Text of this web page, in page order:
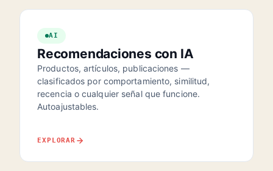
AI
Recomendaciones con IA
Productos, artículos, publicaciones —
clasificados por comportamiento, similitud,
recencia o cualquier señal que funcione.
Autoajustables.
EXPLORAR